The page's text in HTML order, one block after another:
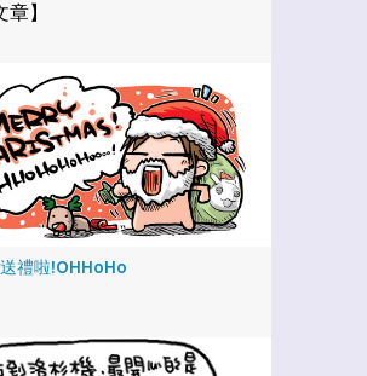
章】
禮啦!OHHoHo